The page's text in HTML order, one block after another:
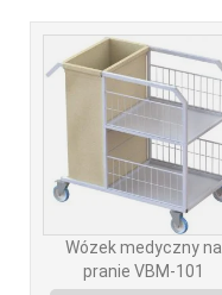
Wózek medyczny na
pranie VBM-101